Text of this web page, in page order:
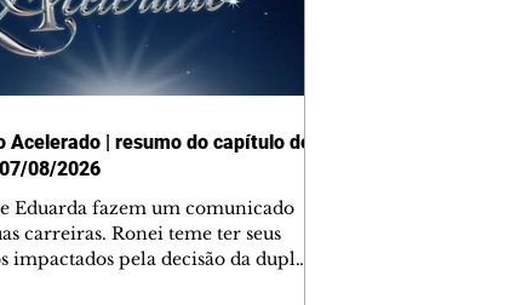
Acelerado | resumo do capítulo de
08/2026
Eduarda fazem um comunicado
carreiras. Ronei teme ter seus
impactados pela decisão da dupla.